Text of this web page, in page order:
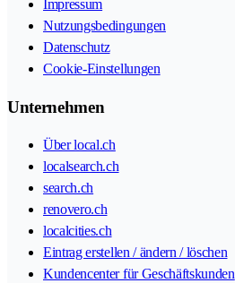
Impressum
Nutzungsbedingungen
Datenschutz
Cookie-Einstellungen
Unternehmen
Über local.ch
localsearch.ch
search.ch
renovero.ch
localcities.ch
Eintrag erstellen / ändern / löschen
Kundencenter für Geschäftskunden